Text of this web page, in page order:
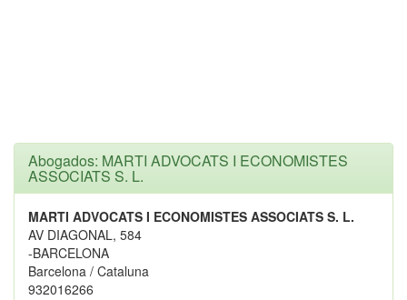
Abogados: MARTI ADVOCATS I ECONOMISTES
ASSOCIATS S. L.
MARTI ADVOCATS I ECONOMISTES ASSOCIATS S. L.
AV DIAGONAL, 584
-BARCELONA
Barcelona / Cataluna
932016266